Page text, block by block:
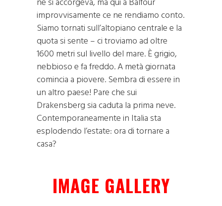
improvvisamente ce ne rendiamo conto.
Siamo tornati sull’altopiano centrale e la
quota si sente – ci troviamo ad oltre
1600 metri sul livello del mare. È grigio,
nebbioso e fa freddo. A metà giornata
comincia a piovere. Sembra di essere in
un altro paese! Pare che sui
Drakensberg sia caduta la prima neve.
Contemporaneamente in Italia sta
esplodendo l’estate: ora di tornare a
casa?
IMAGE GALLERY